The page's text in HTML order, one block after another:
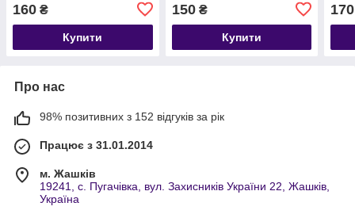
160 ₴
Купити
150₴
Купити
170
Про нас
98% позитивних з 152 відгуків за рік
Працює з 31.01.2014
м. Жашків
19241, с. Пугачівка, вул. Захисників України 22, Жашків,
Україна